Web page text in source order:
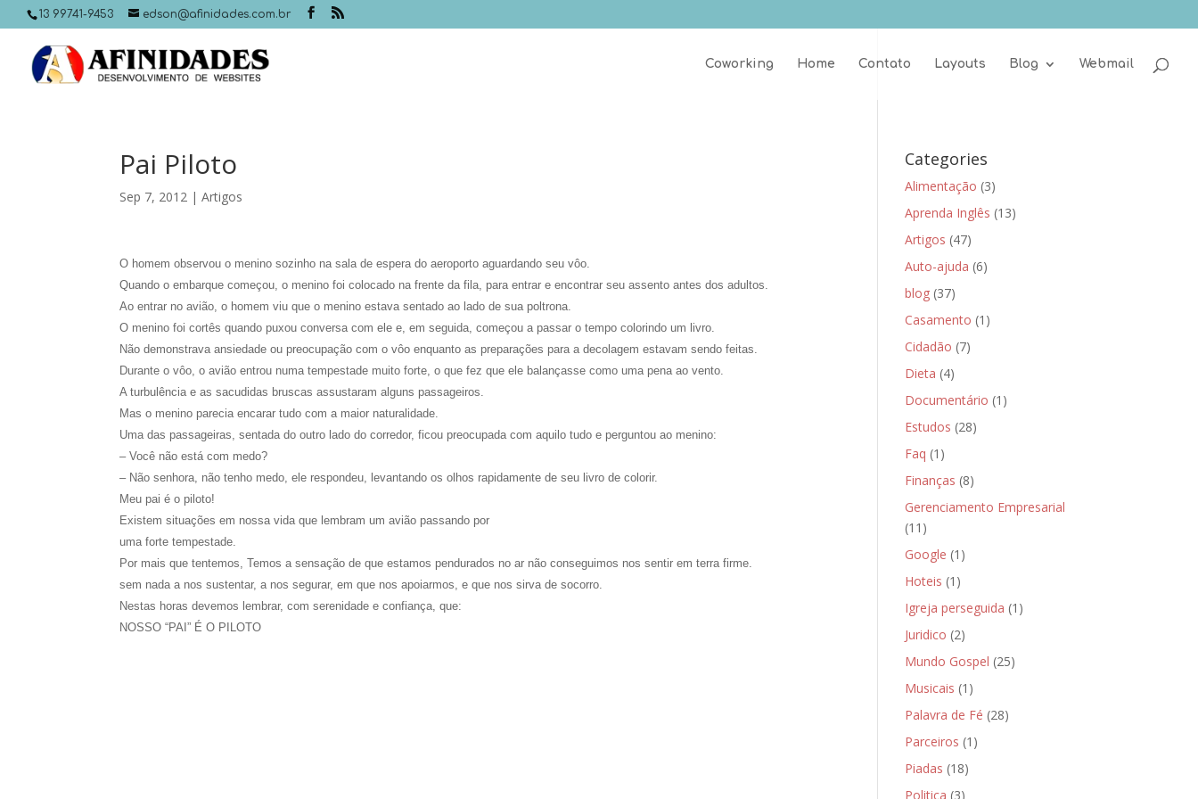
13 99741-9453 edson@afinidades.com.br
Coworking Home Contato Layouts Blog Webmail
Pai Piloto
Sep 7, 2012 |Artigos
O homem observou o menino sozinho na sala de espera do aeroporto aguardando seu vôo.
Quando o embarque começou, o menino foi colocado na frente da fila, para entrar e encontrar seu assento antes dos adultos.
Ao entrar no avião, o homem viu que o menino estava sentado ao lado de sua poltrona.
O menino foi cortês quando puxou conversa com ele e, em seguida, começou a passar o tempo colorindo um livro.
Não demonstrava ansiedade ou preocupação com o vôo enquanto as preparações para a decolagem estavam sendo feitas.
Durante o vôo, o avião entrou numa tempestade muito forte, o que fez que ele balançasse como uma pena ao vento.
A turbulência e as sacudidas bruscas assustaram alguns passageiros.
Mas o menino parecia encarar tudo com a maior naturalidade.
Uma das passageiras, sentada do outro lado do corredor, ficou preocupada com aquilo tudo e perguntou ao menino:
– Você não está com medo?
– Não senhora, não tenho medo, ele respondeu, levantando os olhos rapidamente de seu livro de colorir.
Meu pai é o piloto!
Existem situações em nossa vida que lembram um avião passando por
uma forte tempestade.
Por mais que tentemos, Temos a sensação de que estamos pendurados no ar não conseguimos nos sentir em terra firme.
sem nada a nos sustentar, a nos segurar, em que nos apoiarmos, e que nos sirva de socorro.
Nestas horas devemos lembrar, com serenidade e confiança, que:
NOSSO “PAI” É O PILOTO
Categories
Alimentação (3)
Aprenda Inglês (13)
Artigos (47)
Auto-ajuda (6)
blog (37)
Casamento (1)
Cidadão (7)
Dieta (4)
Documentário (1)
Estudos (28)
Faq (1)
Finanças (8)
Gerenciamento Empresarial
(11)
Google (1)
Hoteis (1)
Igreja perseguida (1)
Juridico (2)
Mundo Gospel (25)
Musicais (1)
Palavra de Fé (28)
Parceiros (1)
Piadas (18)
Politica (3)